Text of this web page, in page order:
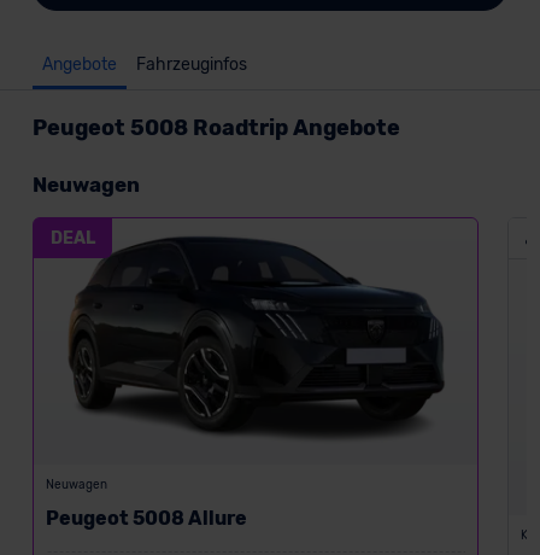
Angebote Fahrzeuginfos
Peugeot 5008 Roadtrip Angebote
Neuwagen
DEAL
Neuwagen
Peugeot 5008 Allure